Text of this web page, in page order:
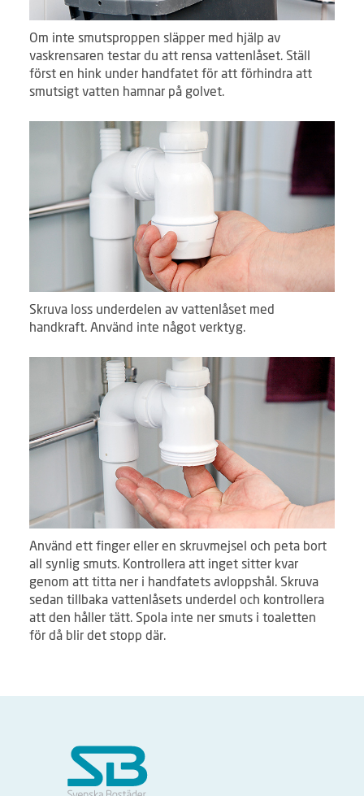
Om inte smutsproppen släpper med hjälp av
vaskrensaren testar du att rensa vattenlåset. Ställ
först en hink under handfatet för att förhindra att
smutsigt vatten hamnar på golvet.
Skruva loss underdelen av vattenlåset med
handkraft. Använd inte något verktyg.
Använd ett finger eller en skruvmejsel och peta bort
all synlig smuts. Kontrollera att inget sitter kvar
genom att titta ner i handfatets avloppshål. Skruva
sedan tillbaka vattenlåsets underdel och kontrollera
att den håller tätt. Spola inte ner smuts i toaletten
för då blir det stopp där.